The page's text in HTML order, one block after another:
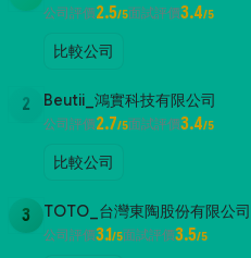
公司評價2.5/5面試評價3.4/5
比較公司
2 Beutii_鴻實科技有限公司
公司評價2.7/5面試評價3.4/5
比較公司
3 TOTO_台灣東陶股份有限公司
公司評價3.1/5面試評價3.5/5